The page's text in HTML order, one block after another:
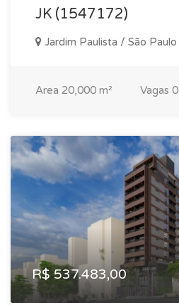
JK (1547172)
Jardim Paulista / São Paulo
Area 20,000 m² Vagas 0
R$ 537.483,00